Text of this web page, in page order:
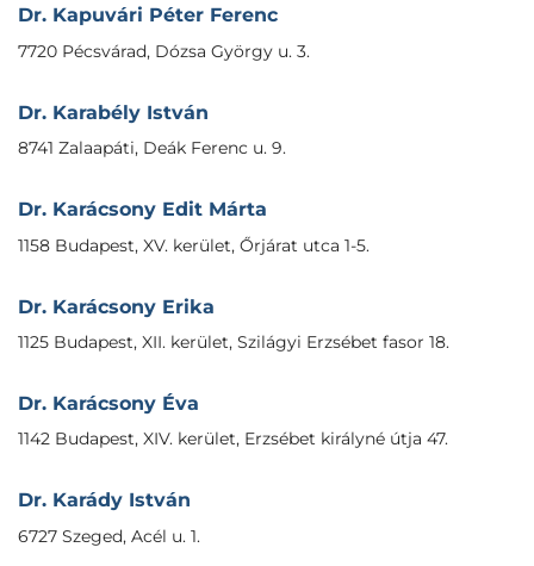
Dr. Kapuvári Péter Ferenc
7720 Pécsvárad, Dózsa György u. 3.
Dr. Karabély István
8741 Zalaapáti, Deák Ferenc u. 9.
Dr. Karácsony Edit Márta
1158 Budapest, XV. kerület, Őrjárat utca 1-5.
Dr. Karácsony Erika
1125 Budapest, XII. kerület, Szilágyi Erzsébet fasor 18.
Dr. Karácsony Éva
1142 Budapest, XIV. kerület, Erzsébet királyné útja 47.
Dr. Karády István
6727 Szeged, Acél u. 1.